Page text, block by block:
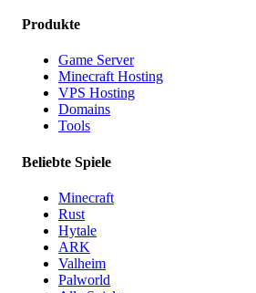
Produkte
Game Server
Minecraft Hosting
VPS Hosting
Domains
Tools
Beliebte Spiele
Minecraft
Rust
Hytale
ARK
Valheim
Palworld